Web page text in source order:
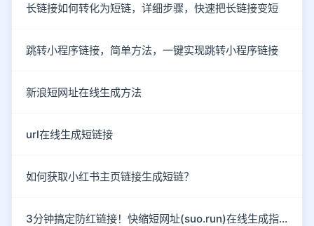
长链接如何转化为短链，详细步骤，快速把长链接变短
跳转小程序链接，简单方法，一键实现跳转小程序链接
新浪短网址在线生成方法
url在线生成短链接
如何获取小红书主页链接生成短链？
3分钟搞定防红链接！快缩短网址(suo.run)在线生成指南